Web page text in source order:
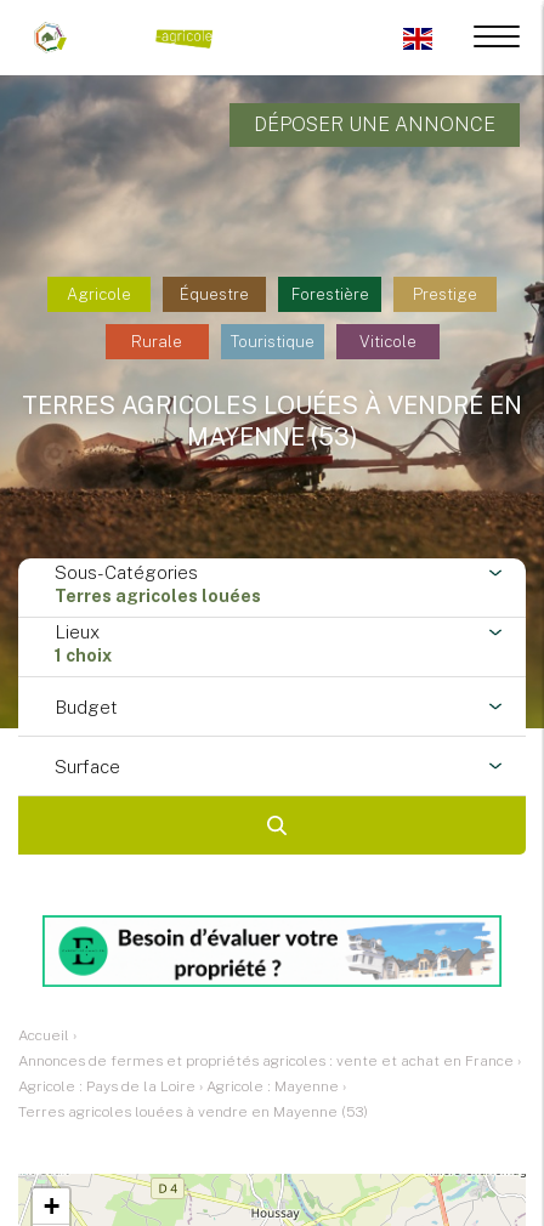
DÉPOSER UNE ANNONCE
Agricole Équestre Forestière Prestige
Rurale Touristique Viticole
TERRES AGRICOLES LOUÉES À VENDRE EN
MAYENNE (53)
Sous-Catégories
Terres agricoles louées
Lieux
1 choix
Budget
Surface
Accueil ›
Annonces de fermes et propriétés agricoles : vente et achat en France ›
Agricole : Pays de la Loire › Agricole : Mayenne ›
Terres agricoles louées à vendre en Mayenne (53)
+